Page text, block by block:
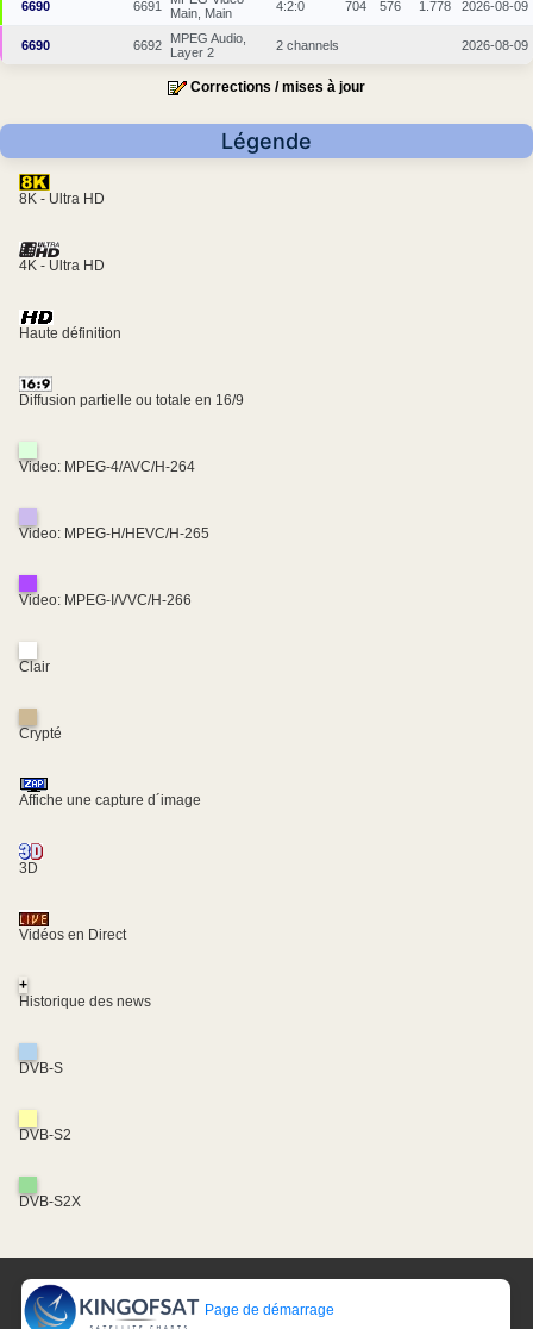
6690 6691
Main, Main
4:2:0 704 576 1.778 2026-08-09
6690 6692
MPEG Audio,
Layer 2
2 channels 2026-08-09
Corrections / mises à jour
Légende
8K - Ultra HD
4K - Ultra HD
Haute définition
Diffusion partielle ou totale en 16/9
Video: MPEG-4/AVC/H-264
Video: MPEG-H/HEVC/H-265
Video: MPEG-I/VVC/H-266
Clair
Crypté
Affiche une capture d´image
3D
Vidéos en Direct
+
Historique des news
DVB-S
DVB-S2
DVB-S2X
Page de démarrage